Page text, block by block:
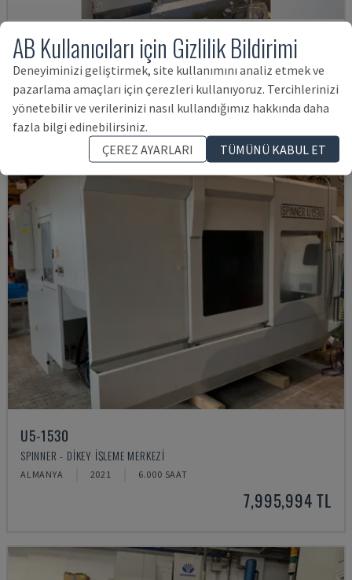
VTC 300C II
MAZAK - DIKEY İŞLEME MERKEZI
DANIMARKA 2012
2,481,515 TL
U5-1530
SPINNER - DIKEY İŞLEME MERKEZI
ALMANYA 2021 6.000 SAAT
7,995,994 TL
AB Kullanıcıları için Gizlilik Bildirimi
Deneyiminizi geliştirmek, site kullanımını analiz etmek ve
pazarlama amaçları için çerezleri kullanıyoruz. Tercihlerinizi
yönetebilir ve verilerinizi nasıl kullandığımız hakkında daha
fazla bilgi edinebilirsiniz.
ÇEREZ AYARLARI
TÜMÜNÜ KABUL ET